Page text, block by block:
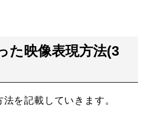
た映像表現方法(3
を記載していきます。